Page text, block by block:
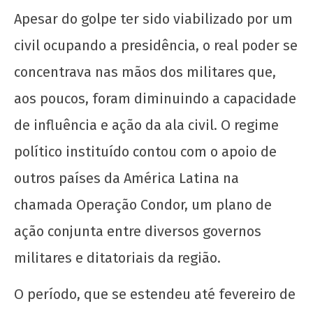
de
de
wp-
admin
Movimento Negro e o Estado: entre a
democracia e o 38, o que faz o negro?
20
maio
de
Apesar do golpe ter sido viabilizado por um
civil ocupando a presidência, o real poder se
concentrava nas mãos dos militares que,
aos poucos, foram diminuindo a capacidade
de influência e ação da ala civil. O regime
político instituído contou com o apoio de
outros países da América Latina na
chamada Operação Condor, um plano de
ação conjunta entre diversos governos
militares e ditatoriais da região.
O período, que se estendeu até fevereiro de